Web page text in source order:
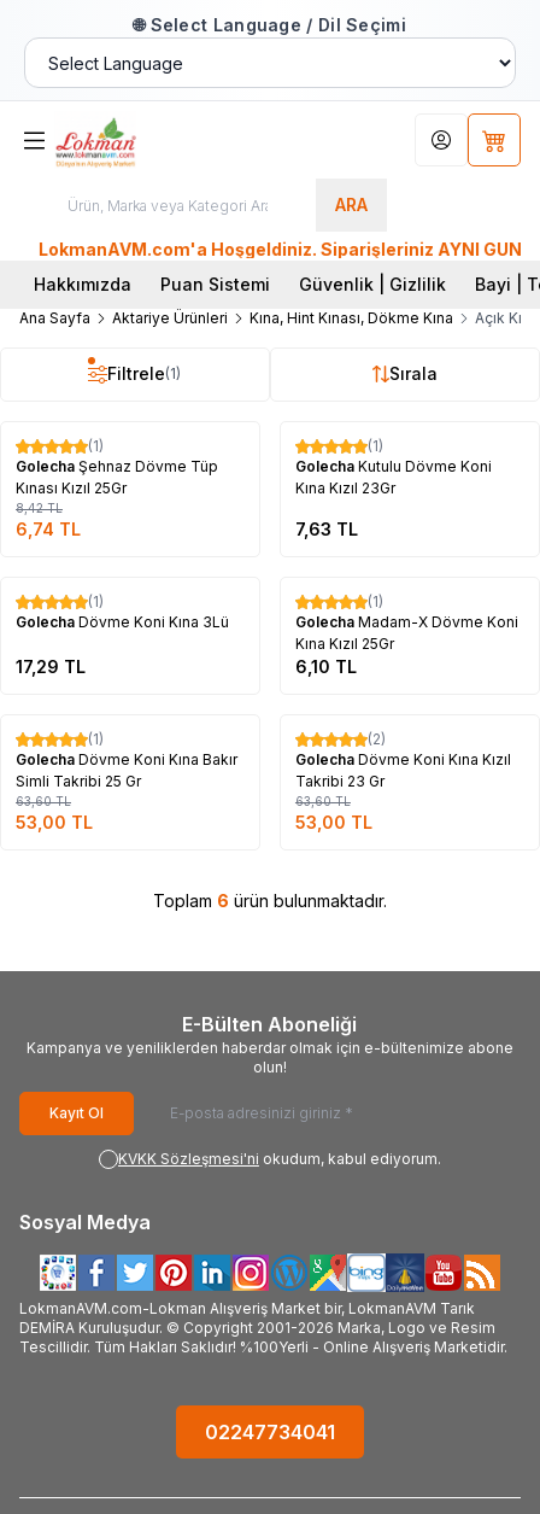
🌐 Select Language / Dil Seçimi
ARA
Hesabım
LokmanAVM.com'a Hoşgeldiniz. Siparişleriniz AYNI GÜN
Hakkımızda
Puan Sistemi Güvenlik | Gizlilik Bayi |
Ana Sayfa Aktariye Ürünleri Kına, Hint Kınası, Dökme Kına Açık
Filtrele(1) Sırala
%20
(1)
Golecha Şehnaz Dövme Tüp
Kınası Kızıl 25Gr
8,42TL
6,74 TL
(1)
Golecha Kutulu Dövme Koni
Kına Kızıl 23Gr
7,63 TL
(1)
Golecha Dövme Koni Kına 3Lü
17,29 TL
(1)
Golecha Madam-X Dövme Koni
Kına Kızıl 25Gr
6,10 TL
%17
(1)
Golecha Dövme Koni Kına Bakır
Simli Takribi 25 Gr
63,60TL
53,00 TL
%17
(2)
Golecha Dövme Koni Kına Kızıl
Takribi 23 Gr
63,60TL
53,00 TL
Toplam 6 ürün bulunmaktadır.
E-Bülten Aboneliği
Kampanya ve yeniliklerden haberdar olmak için e-bültenimize abone
olun!
Kayıt Ol
KVKK Sözleşmesi'ni okudum, kabul ediyorum.
Sosyal Medya
LokmanAVM.com-Lokman Alışveriş Market bir, LokmanAVM Tarık
DEMİRA Kuruluşudur. © Copyright 2001-2026 Marka, Logo ve Resim
Tescillidir. Tüm Hakları Saklıdır! %100Yerli - Online Alışveriş Marketidir.
02247734041